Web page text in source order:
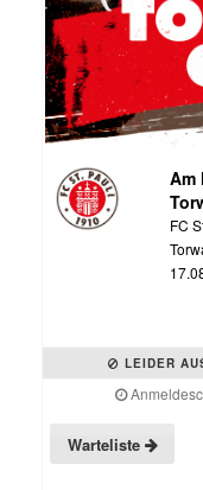
Am
FC
LEIDER
Warteliste